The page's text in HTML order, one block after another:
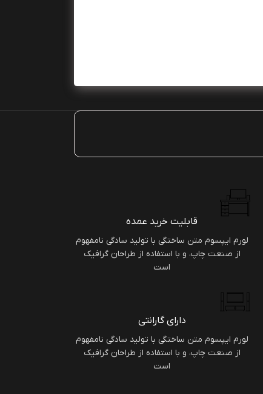
قابلیت خرید عمده
لورم ایپسوم متن ساختگی با تولید سادگی نامفهوم
از صنعت چاپ، و با استفاده از طراحان گرافیک
است
دارای گارانتی
لورم ایپسوم متن ساختگی با تولید سادگی نامفهوم
از صنعت چاپ، و با استفاده از طراحان گرافیک
است